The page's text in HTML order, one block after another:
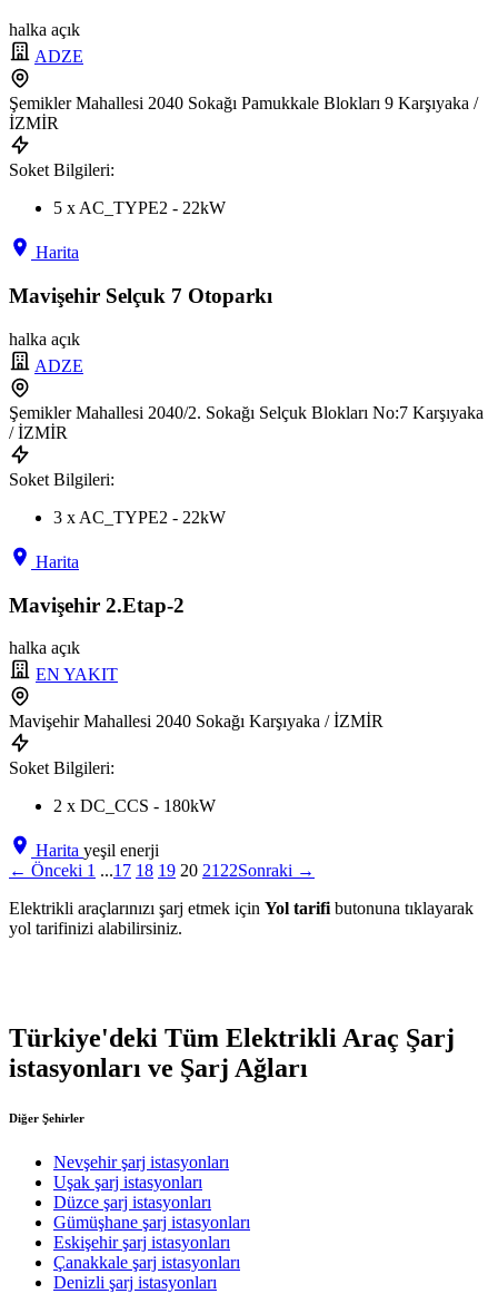
halka açık
ADZE
Şemikler Mahallesi 2040 Sokağı Pamukkale Blokları 9 Karşıyaka /
İZMİR
Soket Bilgileri:
5 x AC_TYPE2 - 22kW
Harita
Mavişehir Selçuk 7 Otoparkı
halka açık
ADZE
Şemikler Mahallesi 2040/2. Sokağı Selçuk Blokları No:7 Karşıyaka
/ İZMİR
Soket Bilgileri:
3 x AC_TYPE2 - 22kW
Harita
Mavişehir 2.Etap-2
halka açık
EN YAKIT
Mavişehir Mahallesi 2040 Sokağı Karşıyaka / İZMİR
Soket Bilgileri:
2 x DC_CCS - 180kW
Harita yeşil enerji
← Önceki 1 ...17 18 19 20 21 22Sonraki →
Elektrikli araçlarınızı şarj etmek için Yol tarifi butonuna tıklayarak
yol tarifinizi alabilirsiniz.
Türkiye'deki Tüm Elektrikli Araç Şarj
istasyonları ve Şarj Ağları
Diğer Şehirler
Nevşehir şarj istasyonları
Uşak şarj istasyonları
Düzce şarj istasyonları
Gümüşhane şarj istasyonları
Eskişehir şarj istasyonları
Çanakkale şarj istasyonları
Denizli şarj istasyonları